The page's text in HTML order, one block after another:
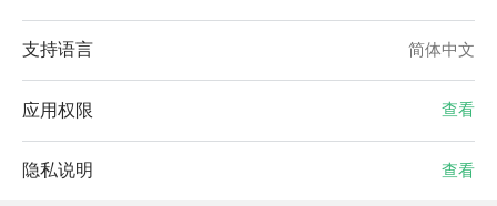
支持语言 简体中文
应用权限 查看
隐私说明 查看